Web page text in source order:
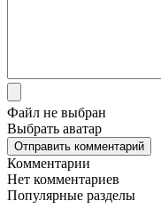
Файл не выбран
Выбрать аватар
Отправить комментарий
Комментарии
Нет комментариев
Популярные разделы